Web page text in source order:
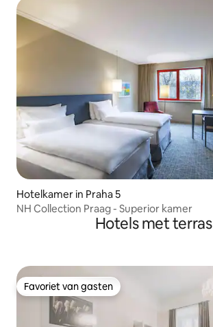
Hotelkamer in Praha 5
NH Collection Praag - Superior kamer
Hotels met terras
Favoriet van gasten
Favoriet van gasten